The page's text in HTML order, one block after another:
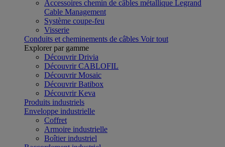
Accessoires chemin de câbles métallique Legrand
Cable Management
Système coupe-feu
Visserie
Conduits et cheminements de câbles Voir tout
Explorer par gamme
Découvrir Drivia
Découvrir CABLOFIL
Découvrir Mosaic
Découvrir Batibox
Découvrir Keva
Produits industriels
Enveloppe industrielle
Coffret
Armoire industrielle
Boîtier industriel